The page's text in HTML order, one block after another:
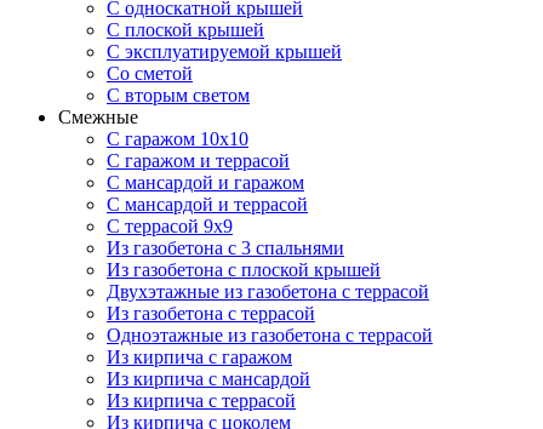
С односкатной крышей
С плоской крышей
С эксплуатируемой крышей
Со сметой
С вторым светом
Смежные
С гаражом 10х10
С гаражом и террасой
С мансардой и гаражом
С мансардой и террасой
С террасой 9х9
Из газобетона с 3 спальнями
Из газобетона с плоской крышей
Двухэтажные из газобетона с террасой
Из газобетона с террасой
Одноэтажные из газобетона с террасой
Из кирпича с гаражом
Из кирпича с мансардой
Из кирпича с террасой
Из кирпича с цоколем